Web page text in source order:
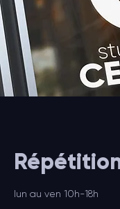
lun au ven 10h-18h